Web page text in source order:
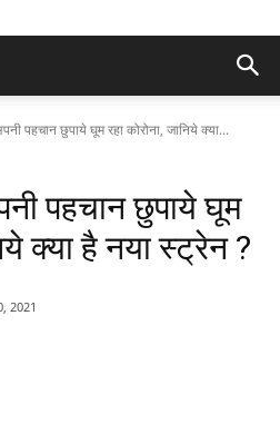
पहचान छुपाये घूम रहा कोरोना, जानिये क्या...
पहचान छुपाये घूम
क्या है नया स्ट्रेन ?
2021